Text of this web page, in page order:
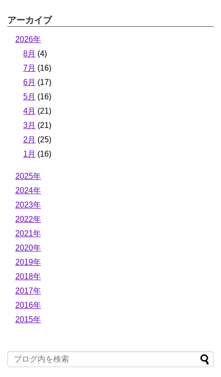
アーカイブ
2026年
8月 (4)
7月 (16)
6月 (17)
5月 (16)
4月 (21)
3月 (21)
2月 (25)
1月 (16)
2025年
2024年
2023年
2022年
2021年
2020年
2019年
2018年
2017年
2016年
2015年